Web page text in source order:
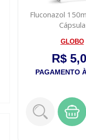
Fluconazol
Cápsula
GLOBO
R$
PAGAMENTO